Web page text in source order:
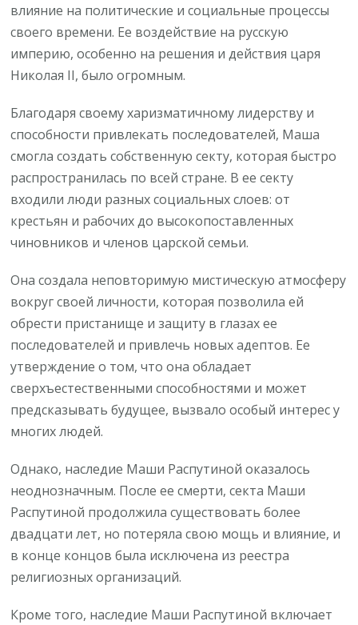
влияние на политические и социальные процессы
своего времени. Ее воздействие на русскую
империю, особенно на решения и действия царя
Николая II, было огромным.
Благодаря своему харизматичному лидерству и
способности привлекать последователей, Маша
смогла создать собственную секту, которая быстро
распространилась по всей стране. В ее секту
входили люди разных социальных слоев: от
крестьян и рабочих до высокопоставленных
чиновников и членов царской семьи.
Она создала неповторимую мистическую атмосферу
вокруг своей личности, которая позволила ей
обрести пристанище и защиту в глазах ее
последователей и привлечь новых адептов. Ее
утверждение о том, что она обладает
сверхъестественными способностями и может
предсказывать будущее, вызвало особый интерес у
многих людей.
Однако, наследие Маши Распутиной оказалось
неоднозначным. После ее смерти, секта Маши
Распутиной продолжила существовать более
двадцати лет, но потеряла свою мощь и влияние, и
в конце концов была исключена из реестра
религиозных организаций.
Кроме того, наследие Маши Распутиной включает